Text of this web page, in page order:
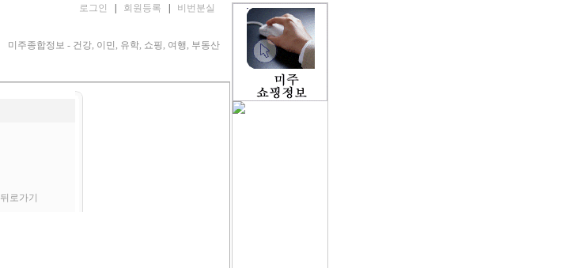
로그인 회원등록 비번분실
미주종합정보 - 건강, 이민, 유학, 쇼핑, 여행, 부동산
뒤로가기